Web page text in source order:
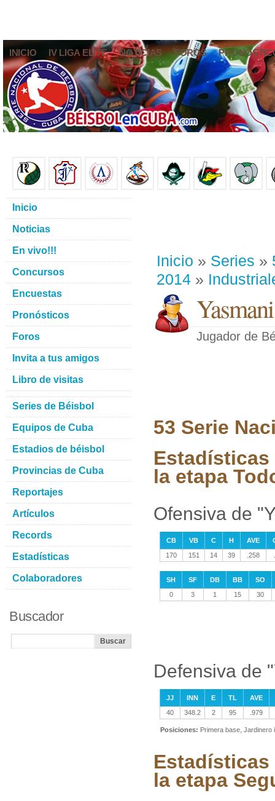
INICIO IV LIGA ELITE NOTICIAS FOROS
Inicio » Series »
2014 »
Jugador de
53 Serie
Estadísticas
la etapa
Ofensiva de
CB VB C H AVE
170
151 14 39 .258
SH SF DB BB
SO
0
3 1 15 30
Defensiva de
JJ INN E TL
AVE
40
348.2 2 95 .979
Posiciones: Primera base, Jardinero
Estadísticas
la etapa
Inicio
Noticias
En vivo!!!
Concursos
Encuestas
Pronósticos
Foros
Invita a tus amigos
Libro de visitas
Series de Béisbol
Equipos de Cuba
Estadios de béisbol
Provincias de Cuba
Reportajes
Artículos
Records
Estadísticas
Colaboradores
Buscador